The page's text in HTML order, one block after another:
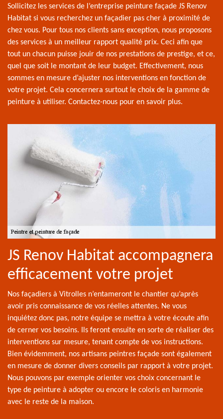
Sollicitez les services de l’entreprise peinture façade JS Renov
Habitat si vous recherchez un façadier pas cher à proximité de
chez vous. Pour tous nos clients sans exception, nous proposons
des services à un meilleur rapport qualité prix. Ceci afin que
tout un chacun puisse jouir de nos prestations de prestige, et ce,
quel que soit le montant de leur budget. Effectivement, nous
sommes en mesure d’ajuster nos interventions en fonction de
votre projet. Cela concernera surtout le choix de la gamme de
peinture à utiliser. Contactez-nous pour en savoir plus.
JS Renov Habitat accompagnera
efficacement votre projet
Nos façadiers à Vitrolles n’entameront le chantier qu’après
avoir pris connaissance de vos réelles attentes. Ne vous
inquiétez donc pas, notre équipe se mettra à votre écoute afin
de cerner vos besoins. Ils feront ensuite en sorte de réaliser des
interventions sur mesure, tenant compte de vos instructions.
Bien évidemment, nos artisans peintres façade sont également
en mesure de donner divers conseils par rapport à votre projet.
Nous pouvons par exemple orienter vos choix concernant le
type de peinture à adopter ou encore le coloris en harmonie
avec le reste de la maison.